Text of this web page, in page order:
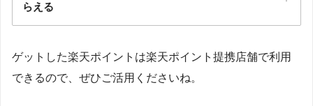
楽天リーベイツ経由でアクセス
購入すると楽天ポイントが貯まる
らえる
楽天リーベイツが初めての登録なら、500ポイントがもらえま
ゲットした楽天ポイントは楽天ポイント提携店舗で利用
できるので、ぜひご活用くださいね。